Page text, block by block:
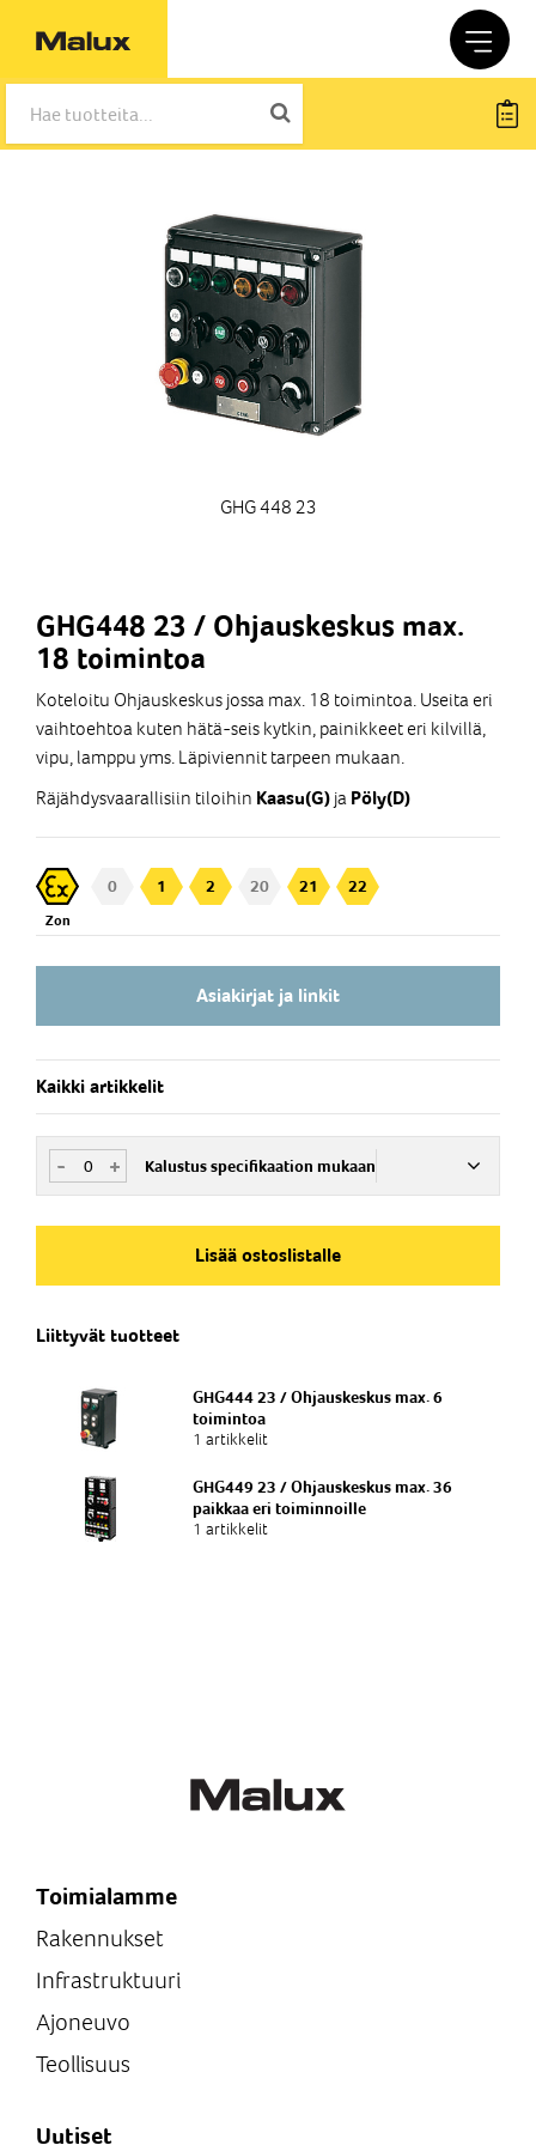
GHG 448 23
GHG448 23 / Ohjauskeskus max.
18 toimintoa
Koteloitu Ohjauskeskus jossa max. 18 toimintoa. Useita eri
vaihtoehtoa kuten hätä-seis kytkin, painikkeet eri kilvillä,
vipu, lamppu yms. Läpiviennit tarpeen mukaan.
Räjähdysvaarallisiin tiloihin Kaasu(G) ja Pöly(D)
Zon
0 1 2 20 21 22
Asiakirjat ja linkit
Kaikki artikkelit
+
- Kalustus specifikaation mukaan
Nim. Nro
1x M20, 2x M25, 1x M32
Lisää ostoslistalle
Liittyvät tuotteet
GHG444 23 / Ohjauskeskus max. 6
toimintoa
1 artikkelit
GHG449 23 / Ohjauskeskus max. 36
paikkaa eri toiminnoille
1 artikkelit
Toimialamme
Rakennukset
Infrastruktuuri
Ajoneuvo
Teollisuus
Uutiset